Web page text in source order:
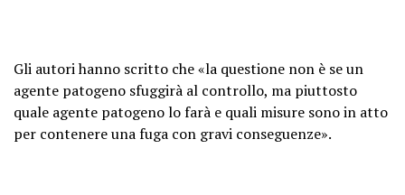
Gli autori hanno scritto che «la questione non è se un
agente patogeno sfuggirà al controllo, ma piuttosto
quale agente patogeno lo farà e quali misure sono in atto
per contenere una fuga con gravi conseguenze».